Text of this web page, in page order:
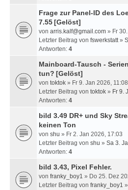
Frage zur Panel-ID des
7.55[Gelöst]
von arris.kalf@gmail.com » Fr
Letzter Beitrag von fswerkstatt»
Antworten: 4
Mainboard-Tausch -
tun? [Gelöst]
von toktok » Fr 9. Jan 2026, 11:08
Letzter Beitrag von toktok » Fr 9.
Antworten: 4
bild 3.49 DR+ und Sky
keinen Ton
von shu » Fr 2. Jan 2026, 17:03
Letzter Beitrag von shu » Sa 3.
Antworten: 4
bild 3.43, Pixel Fehler.
von franky_boy1 » Do 25. Dez
Letzter Beitrag von franky_boy1 »